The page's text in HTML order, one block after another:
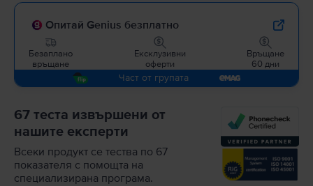
Опитай Genius безплатно
Безаплано
връщане
Ексклузивни
оферти
Връщане
60 дни
Част от групата
67 теста извършени от
нашите експерти
Всеки продукт се тества по 67
показателя с помощта на
специализирана програма.